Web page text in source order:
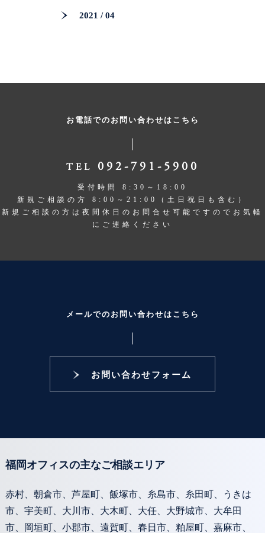
2021 / 04
お電話でのお問い合わせはこちら
TEL 092-791-5900
受付時間 8:30～18:00
新規ご相談の方 8:00～21:00（土日祝日も含む）
新規ご相談の方は夜間休日のお問合せ可能ですのでお気軽
にご連絡ください
メールでのお問い合わせはこちら
お問い合わせフォーム
福岡オフィスの主なご相談エリア
赤村、朝倉市、芦屋町、飯塚市、糸島市、糸田町、うきは
市、宇美町、大川市、大木町、大任、大野城市、大牟田
市、岡垣町、小郡市、遠賀町、春日市、粕屋町、嘉麻市、